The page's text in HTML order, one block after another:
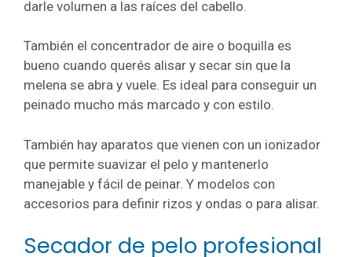
darle volumen a las raíces del cabello.
También el concentrador de aire o boquilla es
bueno cuando querés alisar y secar sin que la
melena se abra y vuele. Es ideal para conseguir un
peinado mucho más marcado y con estilo.
También hay aparatos que vienen con un ionizador
que permite suavizar el pelo y mantenerlo
manejable y fácil de peinar. Y modelos con
accesorios para definir rizos y ondas o para alisar.
Secador de pelo profesional